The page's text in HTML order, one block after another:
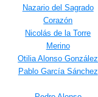
Nazario del Sagrado
Corazón
Nicolás de la Torre
Merino
Otilia Alonso González
Pablo García Sánchez